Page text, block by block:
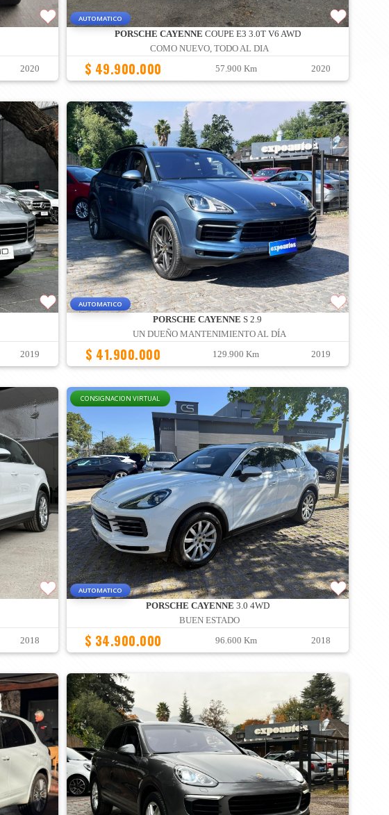
2020
AUTOMATICO
PORSCHE CAYENNE COUPE E3 3.0T V6 AWD
COMO NUEVO, TODO AL DIA
$ 49.900.000 57.900 Km 2020
2019
AUTOMATICO
PORSCHE CAYENNE S 2.9
UN DUEÑO MANTENIMIENTO AL DÍA
$ 41.900.000 129.900 Km 2019
2018
CONSIGNACION VIRTUAL
AUTOMATICO
PORSCHE CAYENNE 3.0 4WD
BUEN ESTADO
$ 34.900.000 96.600 Km 2018